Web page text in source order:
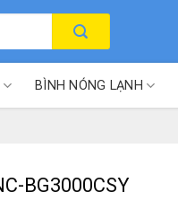
BÌNH NÓNG LẠNH
BG3000CSY